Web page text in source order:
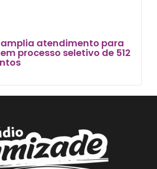
atendimento para
processo seletivo de 512